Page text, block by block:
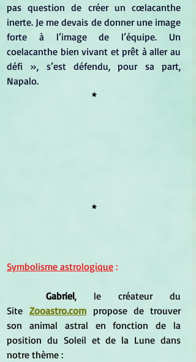
pas question de créer un cœlacanthe
inerte. Je me devais de donner une image
forte à l’image de l’équipe. Un
coelacanthe bien vivant et prêt à aller au
défi », s’est défendu, pour sa part,
Napalo.
*
*
Symbolisme astrologique :
Gabriel, le créateur du
Site Zooastro.com propose de trouver
son animal astral en fonction de la
position du Soleil et de la Lune dans
notre thème :